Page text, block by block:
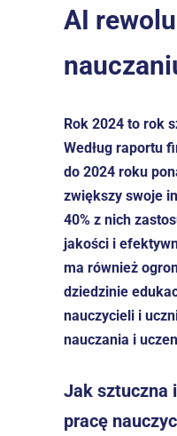
AI
Rok 2024 to rok
Według raportu
do 2024 roku
zwiększy swoje
40% z nich
jakości i
ma również
dziedzinie
nauczycieli i
nauczania i
Jak sztuczna
pracę